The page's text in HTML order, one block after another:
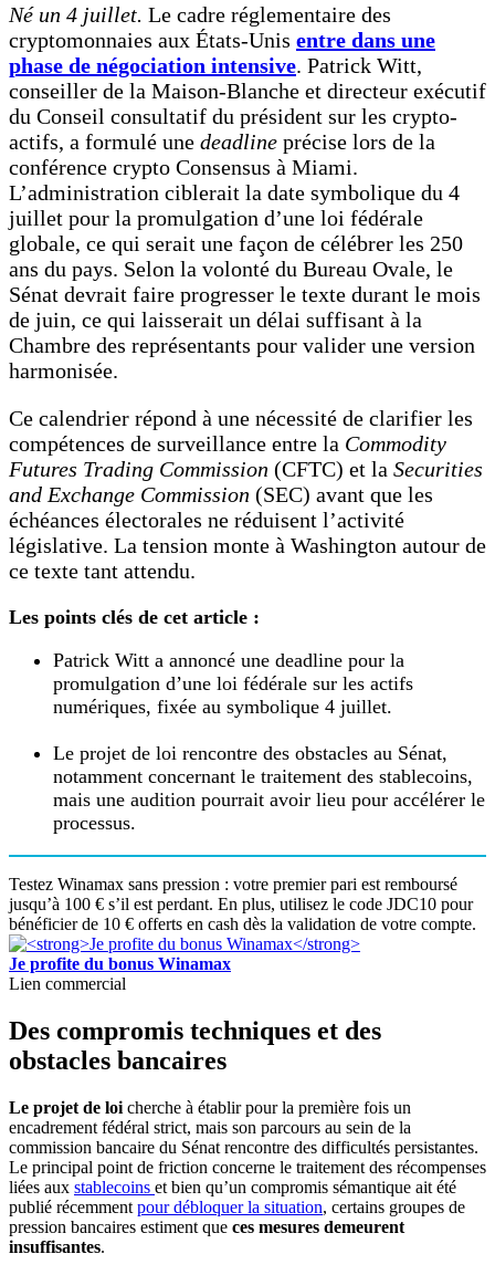
Né un 4 juillet. Le cadre réglementaire des
cryptomonnaies aux États-Unis entre dans une
phase de négociation intensive. Patrick Witt,
conseiller de la Maison-Blanche et directeur exécutif
du Conseil consultatif du président sur les crypto-
actifs, a formulé une deadline précise lors de la
conférence crypto Consensus à Miami.
L’administration ciblerait la date symbolique du 4
juillet pour la promulgation d’une loi fédérale
globale, ce qui serait une façon de célébrer les 250
ans du pays. Selon la volonté du Bureau Ovale, le
Sénat devrait faire progresser le texte durant le mois
de juin, ce qui laisserait un délai suffisant à la
Chambre des représentants pour valider une version
harmonisée.
Ce calendrier répond à une nécessité de clarifier les
compétences de surveillance entre la Commodity
Futures Trading Commission (CFTC) et la Securities
and Exchange Commission (SEC) avant que les
échéances électorales ne réduisent l’activité
législative. La tension monte à Washington autour de
ce texte tant attendu.
Les points clés de cet article :
Patrick Witt a annoncé une deadline pour la
promulgation d’une loi fédérale sur les actifs
numériques, fixée au symbolique 4 juillet.
Le projet de loi rencontre des obstacles au Sénat,
notamment concernant le traitement des stablecoins,
mais une audition pourrait avoir lieu pour accélérer le
processus.
Testez Winamax sans pression : votre premier pari est remboursé
jusqu’à 100 € s’il est perdant. En plus, utilisez le code JDC10 pour
bénéficier de 10 € offerts en cash dès la validation de votre compte.
Je profite du bonus Winamax
Lien commercial
Des compromis techniques et des
obstacles bancaires
Le projet de loi cherche à établir pour la première fois un
encadrement fédéral strict, mais son parcours au sein de la
commission bancaire du Sénat rencontre des difficultés persistantes.
Le principal point de friction concerne le traitement des récompenses
liées aux stablecoins et bien qu’un compromis sémantique ait été
publié récemment pour débloquer la situation, certains groupes de
pression bancaires estiment que ces mesures demeurent
insuffisantes.